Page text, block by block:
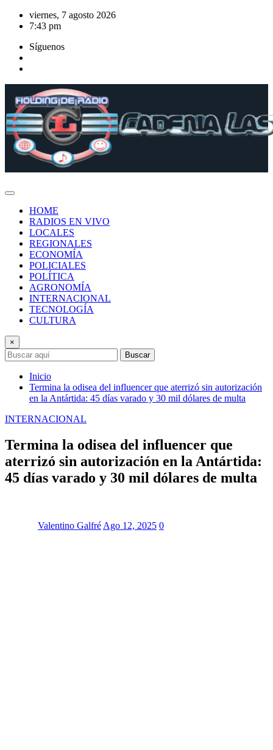
Saltar
viernes, 7 agosto 2026
7:43 pm
Síguenos
HOME
RADIOS EN VIVO
LOCALES
REGIONALES
ECONOMÍA
POLICIALES
POLÍTICA
AGRONOMÍA
INTERNACIONAL
TECNOLOGÍA
CULTURA
×
Buscar
Inicio
Termina la odisea del influencer que aterrizó sin autorización
en la Antártida: 45 días varado y 30 mil dólares de multa
INTERNACIONAL
Termina la odisea del influencer que
aterrizó sin autorización en la Antártida:
45 días varado y 30 mil dólares de multa
Valentino Galfré Ago 12, 2025 0